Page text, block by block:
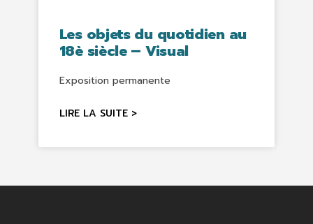
Les objets du quotidien au
18è siècle – Visual
Exposition permanente
LIRE LA SUITE >